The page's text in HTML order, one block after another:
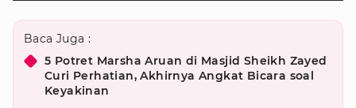
Baca Juga :
5 Potret Marsha Aruan di Masjid Sheikh Zayed
Curi Perhatian, Akhirnya Angkat Bicara soal
Keyakinan